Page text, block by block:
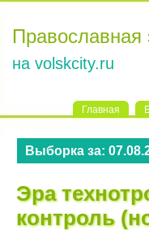
Православная
на volskcity.ru
Главная
Выборка за:
Эра
контроль